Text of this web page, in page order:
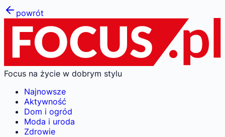
powrót
Focus na życie w dobrym stylu
Najnowsze
Aktywność
Dom i ogród
Moda i uroda
Zdrowie